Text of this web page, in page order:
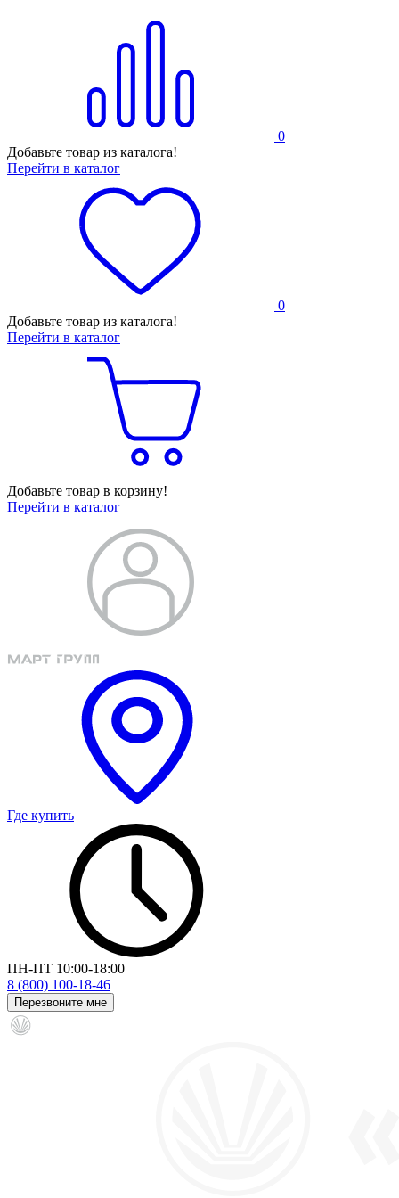
0
Добавьте товар из каталога!
Перейти в каталог
0
Добавьте товар из каталога!
Перейти в каталог
Добавьте товар в корзину!
Перейти в каталог
Где купить
ПН-ПТ 10:00-18:00
8 (800) 100-18-46
Перезвоните мне